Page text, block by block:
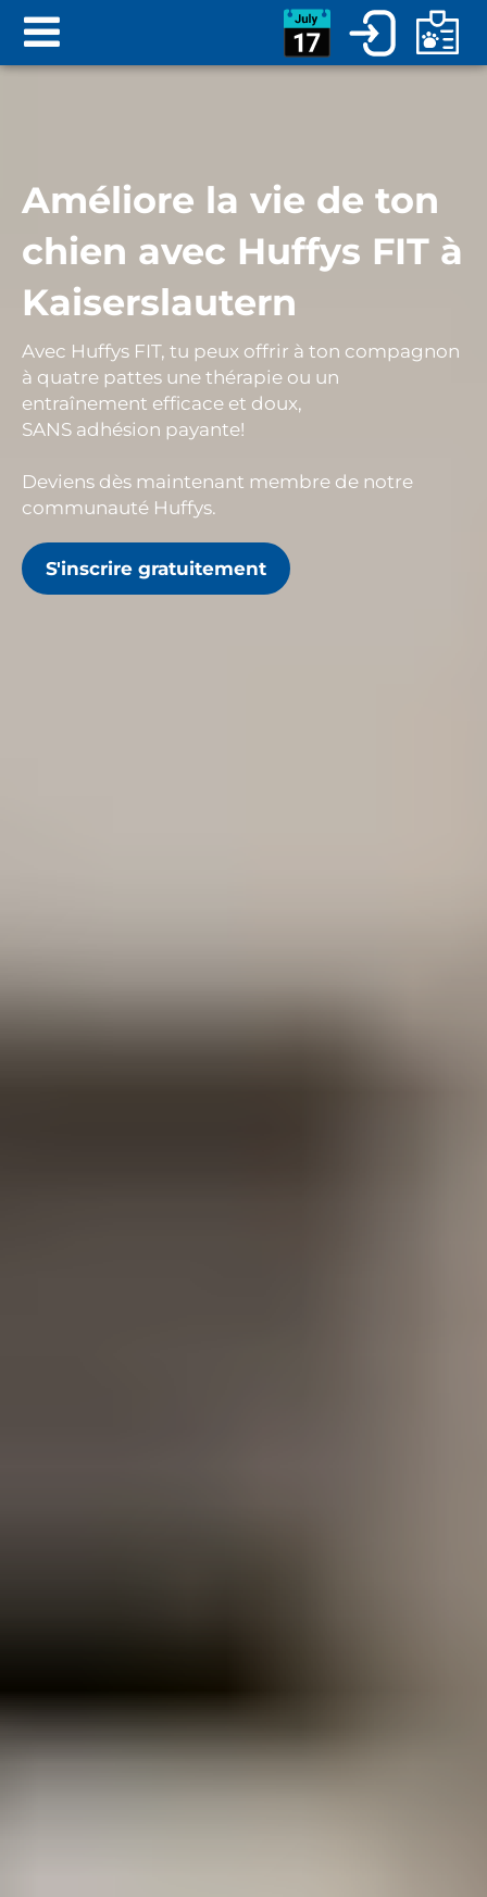
Améliore la vie de ton
chien avec Huffys FIT à
Kaiserslautern
Avec Huffys FIT, tu peux offrir à ton compagnon
à quatre pattes une thérapie ou un
entraînement efficace et doux,
SANS adhésion payante!
Deviens dès maintenant membre de notre
communauté Huffys.
S'inscrire gratuitement